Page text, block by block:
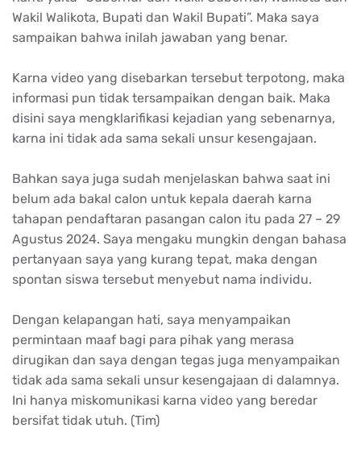
Wakil Walikota, Bupati dan Wakil Bupati”. Maka saya
sampaikan bahwa inilah jawaban yang benar.
Karna video yang disebarkan tersebut terpotong, maka
informasi pun tidak tersampaikan dengan baik. Maka
disini saya mengklarifikasi kejadian yang sebenarnya,
karna ini tidak ada sama sekali unsur kesengajaan.
Bahkan saya juga sudah menjelaskan bahwa saat ini
belum ada bakal calon untuk kepala daerah karna
tahapan pendaftaran pasangan calon itu pada 27 – 29
Agustus 2024. Saya mengaku mungkin dengan bahasa
pertanyaan saya yang kurang tepat, maka dengan
spontan siswa tersebut menyebut nama individu.
Dengan kelapangan hati, saya menyampaikan
permintaan maaf bagi para pihak yang merasa
dirugikan dan saya dengan tegas juga menyampaikan
tidak ada sama sekali unsur kesengajaan di dalamnya.
Ini hanya miskomunikasi karna video yang beredar
bersifat tidak utuh. (Tim)